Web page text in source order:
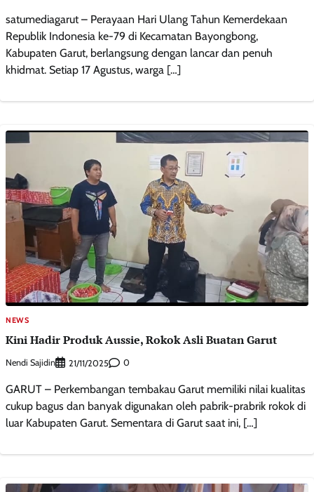
satumediagarut – Perayaan Hari Ulang Tahun Kemerdekaan
Republik Indonesia ke-79 di Kecamatan Bayongbong,
Kabupaten Garut, berlangsung dengan lancar dan penuh
khidmat. Setiap 17 Agustus, warga […]
NEWS
Kini Hadir Produk Aussie, Rokok Asli Buatan Garut
Nendi Sajidin 21/11/2025 0
GARUT – Perkembangan tembakau Garut memiliki nilai kualitas
cukup bagus dan banyak digunakan oleh pabrik-prabrik rokok di
luar Kabupaten Garut. Sementara di Garut saat ini, […]